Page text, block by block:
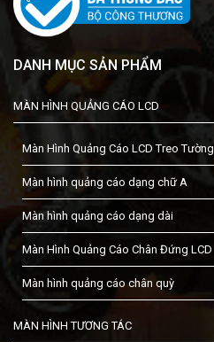
DANH MỤC SẢN PHẨM
MÀN HÌNH QUẢNG CÁO LCD
Màn Hình Quảng Cáo LCD Treo Tường
Màn hình quảng cáo dạng chữ A
Màn hình quảng cáo dạng dài
Màn Hình Quảng Cáo Chân Đứng LCD
Màn hình quảng cáo chân quỳ
MÀN HÌNH TƯƠNG TÁC